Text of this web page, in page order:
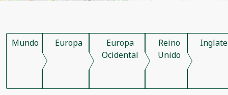
Mundo Europa
Europa
Ocidental
Reino
Unido